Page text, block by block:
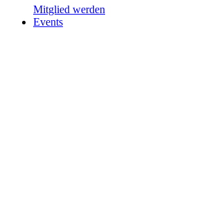
Mitglied werden
Events